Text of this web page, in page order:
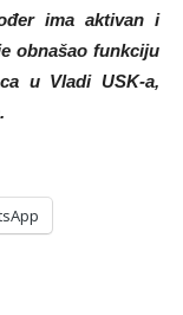
ima aktivan i
obnašao funkciju
u Vladi USK-a,